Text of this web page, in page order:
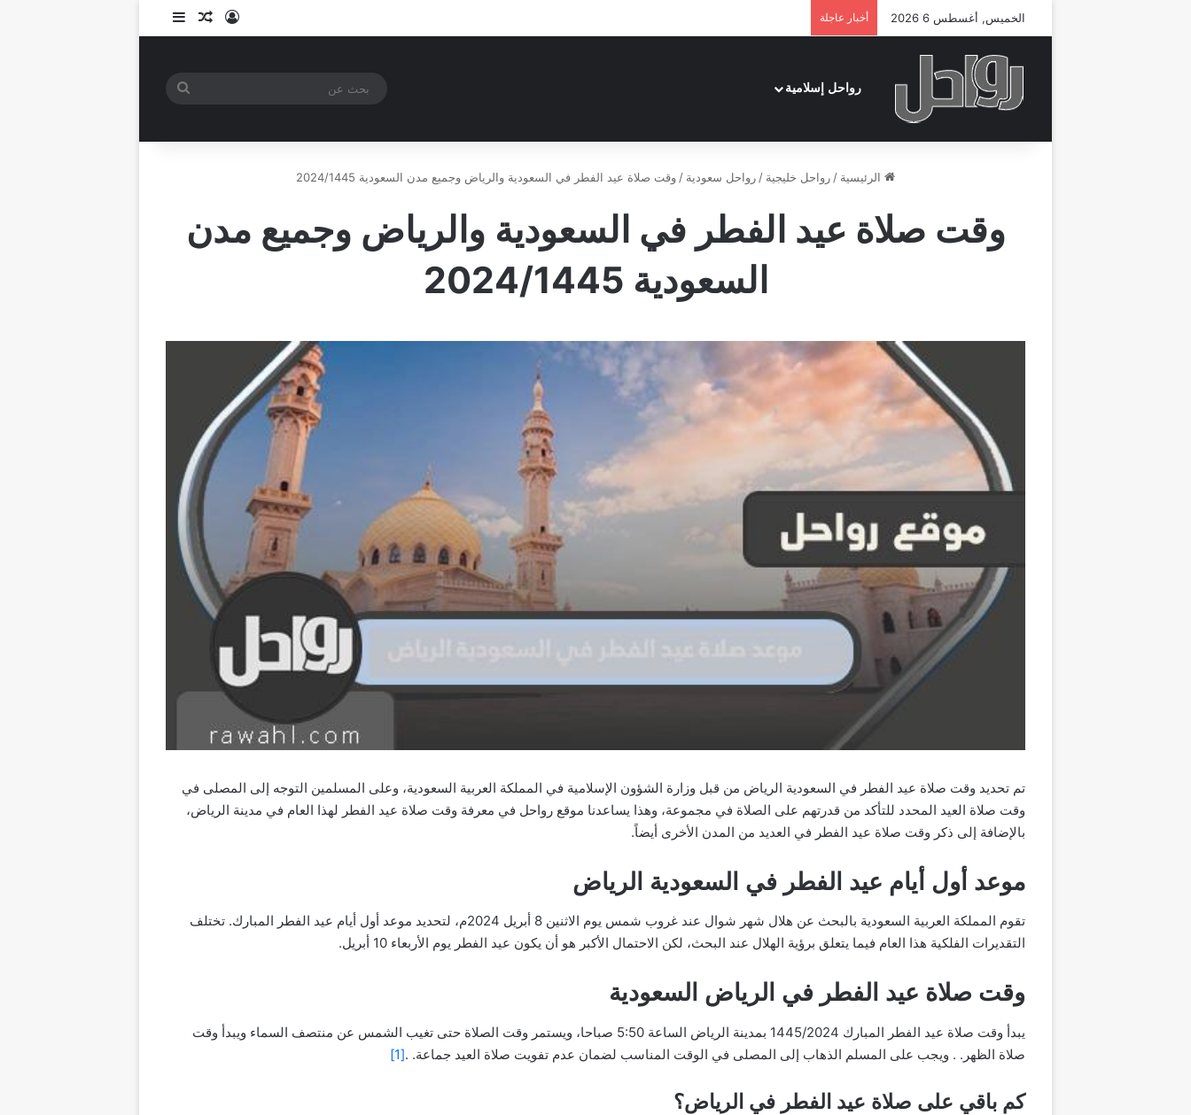
الخميس, أغسطس 6 2026 أخبار عاجلة تسجيل الدخول
مقال عشوائي
إضافة عمود جانبي
رواحل إسلامية
بحث
الرئيسية / رواحل خليجية / رواحل سعودية / وقت صلاة عيد الفطر في السعودية والرياض وجميع مدن السعودية 2024/1445
وقت صلاة عيد الفطر في السعودية والرياض وجميع مدن
السعودية 2024/1445
تم تحديد وقت صلاة عيد الفطر في السعودية الرياض من قبل وزارة الشؤون الإسلامية في المملكة العربية السعودية، وعلى المسلمين التوجه إلى المصلى في
وقت صلاة العيد المحدد للتأكد من قدرتهم على الصلاة في مجموعة، وهذا يساعدنا موقع رواحل في معرفة وقت صلاة عيد الفطر لهذا العام في مدينة الرياض،
بالإضافة إلى ذكر وقت صلاة عيد الفطر في العديد من المدن الأخرى أيضاً.
موعد أول أيام عيد الفطر في السعودية الرياض
تقوم المملكة العربية السعودية بالبحث عن هلال شهر شوال عند غروب شمس يوم الاثنين 8 أبريل 2024م، لتحديد موعد أول أيام عيد الفطر المبارك. تختلف
التقديرات الفلكية هذا العام فيما يتعلق برؤية الهلال عند البحث، لكن الاحتمال الأكبر هو أن يكون عيد الفطر يوم الأربعاء 10 أبريل.
وقت صلاة عيد الفطر في الرياض السعودية
يبدأ وقت صلاة عيد الفطر المبارك 1445/2024 بمدينة الرياض الساعة 5:50 صباحا، ويستمر وقت الصلاة حتى تغيب الشمس عن منتصف السماء ويبدأ وقت
صلاة الظهر. . ويجب على المسلم الذهاب إلى المصلى في الوقت المناسب لضمان عدم تفويت صلاة العيد جماعة. .[1]
كم باقي على صلاة عيد الفطر في الرياض؟